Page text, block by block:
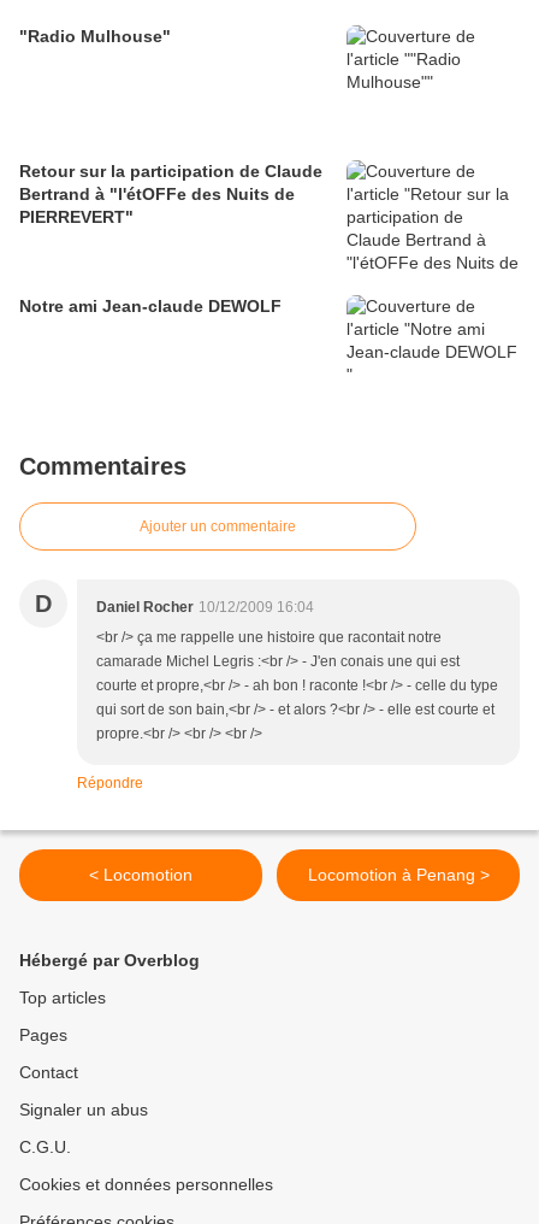
"Radio Mulhouse"
Retour sur la participation de Claude
Bertrand à "l'étOFFe des Nuits de
PIERREVERT"
Notre ami Jean-claude DEWOLF
Commentaires
Ajouter un commentaire
D Daniel Rocher 10/12/2009 16:04
<br /> ça me rappelle une histoire que racontait notre
camarade Michel Legris :<br /> - J'en conais une qui est
courte et propre,<br /> - ah bon ! raconte !<br /> - celle du type
qui sort de son bain,<br /> - et alors ?<br /> - elle est courte et
propre.<br /> <br /> <br />
Répondre
< Locomotion Locomotion à Penang >
Hébergé par Overblog
Top articles
Pages
Contact
Signaler un abus
C.G.U.
Cookies et données personnelles